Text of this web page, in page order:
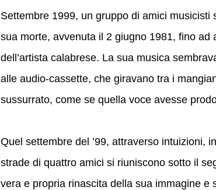
Settembre 1999, un gruppo di amici
sua morte, avvenuta il 2 giugno 1981, fino
dell’artista calabrese. La sua musica
alle audio-cassette, che giravano tra i
sussurrato, come se quella voce avesse
Quel settembre del ’99, attraverso intuizioni,
strade di quattro amici si riuniscono sotto il
vera e propria rinascita della sua immagine e